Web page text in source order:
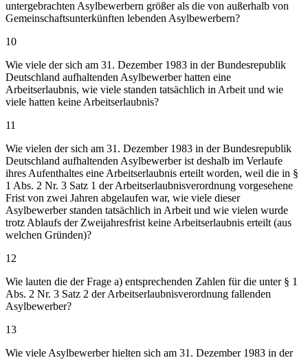
untergebrachten Asylbewerbern größer als die von außerhalb von
Gemeinschaftsunterkünften lebenden Asylbewerbern?
10
Wie viele der sich am 31. Dezember 1983 in der Bundesrepublik
Deutschland aufhaltenden Asylbewerber hatten eine
Arbeitserlaubnis, wie viele standen tatsächlich in Arbeit und wie
viele hatten keine Arbeitserlaubnis?
11
Wie vielen der sich am 31. Dezember 1983 in der Bundesrepublik
Deutschland aufhaltenden Asylbewerber ist deshalb im Verlaufe
ihres Aufenthaltes eine Arbeitserlaubnis erteilt worden, weil die in §
1 Abs. 2 Nr. 3 Satz 1 der Arbeitserlaubnisverordnung vorgesehene
Frist von zwei Jahren abgelaufen war, wie viele dieser
Asylbewerber standen tatsächlich in Arbeit und wie vielen wurde
trotz Ablaufs der Zweijahresfrist keine Arbeitserlaubnis erteilt (aus
welchen Gründen)?
12
Wie lauten die der Frage a) entsprechenden Zahlen für die unter § 1
Abs. 2 Nr. 3 Satz 2 der Arbeitserlaubnisverordnung fallenden
Asylbewerber?
13
Wie viele Asylbewerber hielten sich am 31. Dezember 1983 in der